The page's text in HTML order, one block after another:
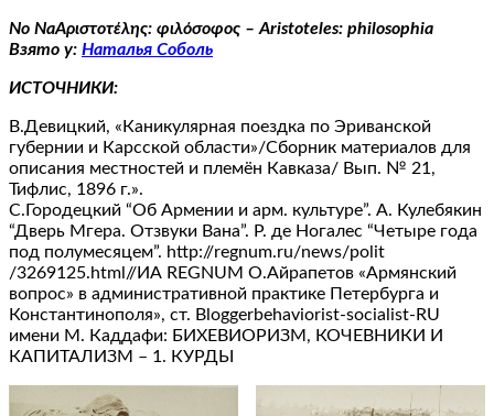
No NaΑριστοτέλης: φιλόσοφος – Aristoteles: philosophia
Взято у: Наталья Соболь
ИСТОЧНИКИ:
В.Девицкий, «Каникулярная поездка по Эриванской
губернии и Карсской области»/Сборник материалов для
описания местностей и племён Кавказа/ Вып. № 21,
Тифлис, 1896 г.».
С.Городецкий “Об Армении и арм. культуре”. А. Кулебякин
“Дверь Мгера. Отзвуки Вана”. Р. де Ногалес “Четыре года
под полумесяцем”. http://regnum.ru/news/polit
/3269125.html//ИА REGNUM О.Айрапетов «Армянский
вопрос» в административной практике Петербурга и
Константинополя», ст. Bloggerbehaviorist-socialist-RU
имени М. Каддафи: БИХЕВИОРИЗМ, КОЧЕВНИКИ И
КАПИТАЛИЗМ – 1. КУРДЫ